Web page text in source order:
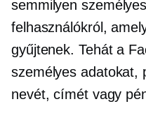
semmilyen
felhasználókról,
gyűjtenek. Tehát a
személyes adatokat,
nevét, címét vagy